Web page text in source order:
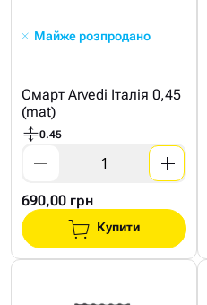
Майже розпродано
Смарт Arvedi Італія 0,45
(mat)
0.45
690,00 грн
Купити